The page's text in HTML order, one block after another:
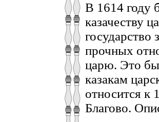
В 1614 году
казачеству
государство
прочных
царю. Это
казакам
относится к
Благово.